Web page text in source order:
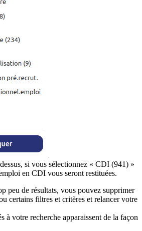
si vous sélectionnez « CDI (941) »
en CDI vous seront restituées.
peu de résultats, vous pouvez supprimer
certains filtres et critères et relancer votre
à votre recherche apparaissent de la façon